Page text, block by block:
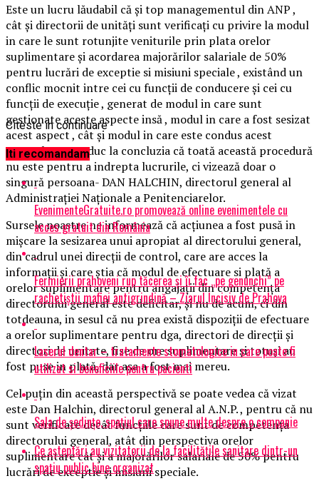
Este un lucru lăudabil că și top managementul din ANP ,
cât și directorii de unități sunt verificați cu privire la modul
in care le sunt rotunjite veniturile prin plata orelor
suplimentare și acordarea majorărilor salariale de 50%
pentru lucrări de exceptie si misiuni speciale , existând un
conflic mocnit intre cei cu funcții de conducere și cei cu
funcții de execuție , generat de modul in care sunt
gestionate aceste aspecte insă , modul in care a fost sesizat
acest aspect , cât și modul in care este condus acest
control , ne conduc la concluzia că toată această procedură
nu este pentru a indrepta lucrurile, ci vizează doar o
singură persoana- DAN HALCHIN, directorul general al
Administrației Naționale a Penitenciarelor.
Sursele noastre ne informează că acțiunea a fost pusă in
mișcare la sesizarea unui apropiat al directorului general,
din cadrul unei direcții de control, care are acces la
informații și care știa că modul de efectuare si plată a
orelor suplimentare pentru angajații din competența
directorului general este deficitar, și nu de acum, ci din
totdeauna, in sesul că nu prea există dispoziții de efectuare
a orelor suplimentare pentru dga, directori de direcții și
directori de unitate, fise de ore suplimentare și totuși au
fost puse in plată, dar așa a fost mai mereu.
Cel puțin din această perspectivă se poate vedea că vizat
este Dan Halchin, directorul general al A.N.P. , pentru că nu
sunt verificate decât funcțiile care sunt de competența
directorului general, atât din perspectiva orelor
suplimentare cât și a majorărilor salariale de 50% pentru
lucrări de exceptie și misiuni speciale.
Citeste in continuare
Iti recomandam
EvenimenteGratuite.ro promovează online evenimentele cu
acces gratuit din România
Fermierii prahoveni rup tăcerea și îi fac „pe genunchi” pe
rachetiștii mafiei antigrindină – Ziarul Incisiv de Prahova
Laserul dentar – tratamente stomatologice in care poate fi
utilizat si beneficiile pentru pacienti
Sala de ședințe, spațiul care spune multe despre o companie
Ce așteptări au vizitatorii de la facilitățile sanitare dintr-un
spațiu public bine organizat